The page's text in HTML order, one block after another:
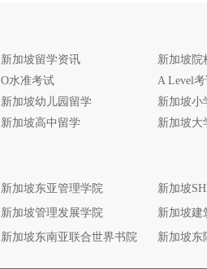
新加坡留学资讯
新加坡院
O水准考试
A Level
新加坡幼儿园留学
新加坡小
新加坡高中留学 新加坡大
新加坡东亚管理学院
新加坡
新加坡管理发展学院
新加坡建
新加坡东南亚联合世界书院 新加坡东